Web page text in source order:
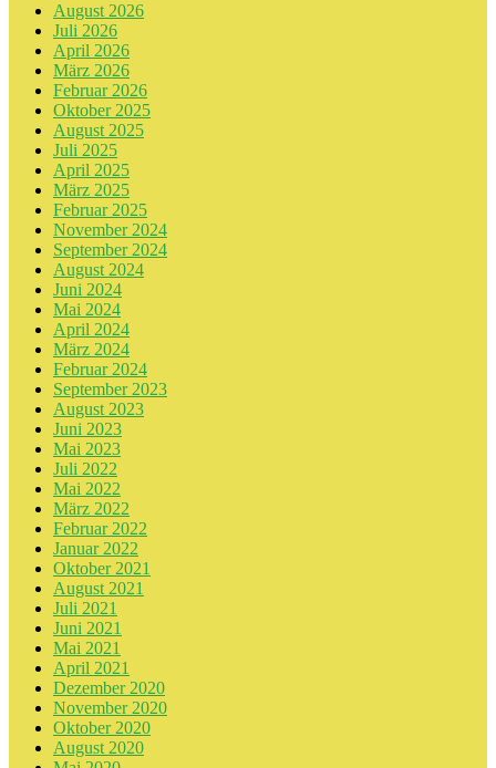
August 2026
Juli 2026
April 2026
März 2026
Februar 2026
Oktober 2025
August 2025
Juli 2025
April 2025
März 2025
Februar 2025
November 2024
September 2024
August 2024
Juni 2024
Mai 2024
April 2024
März 2024
Februar 2024
September 2023
August 2023
Juni 2023
Mai 2023
Juli 2022
Mai 2022
März 2022
Februar 2022
Januar 2022
Oktober 2021
August 2021
Juli 2021
Juni 2021
Mai 2021
April 2021
Dezember 2020
November 2020
Oktober 2020
August 2020